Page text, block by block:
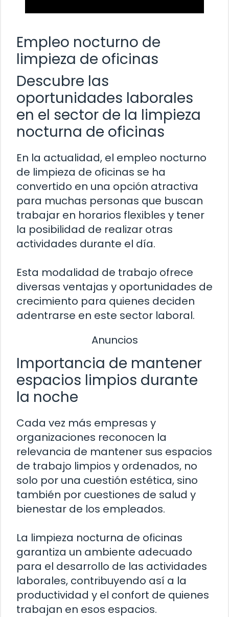
Empleo nocturno de
limpieza de oficinas
Descubre las
oportunidades laborales
en el sector de la limpieza
nocturna de oficinas
En la actualidad, el empleo nocturno
de limpieza de oficinas se ha
convertido en una opción atractiva
para muchas personas que buscan
trabajar en horarios flexibles y tener
la posibilidad de realizar otras
actividades durante el día.
Esta modalidad de trabajo ofrece
diversas ventajas y oportunidades de
crecimiento para quienes deciden
adentrarse en este sector laboral.
Anuncios
Importancia de mantener
espacios limpios durante
la noche
Cada vez más empresas y
organizaciones reconocen la
relevancia de mantener sus espacios
de trabajo limpios y ordenados, no
solo por una cuestión estética, sino
también por cuestiones de salud y
bienestar de los empleados.
La limpieza nocturna de oficinas
garantiza un ambiente adecuado
para el desarrollo de las actividades
laborales, contribuyendo así a la
productividad y el confort de quienes
trabajan en esos espacios.